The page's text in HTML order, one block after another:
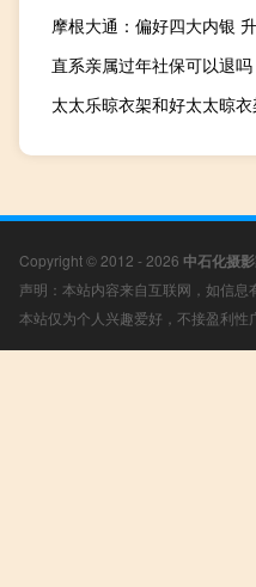
摩根大通：偏好四大内银
直系亲属过年社保可以退吗
太太乐晾衣架和好太太晾
Copyright © 2012 - 2026 中石化摄
声明：本站内容来自互联网，如信
本站仅为个人兴趣爱好，不接盈利性